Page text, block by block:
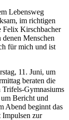
Lebensweg
im richtigen
Felix Kirschbacher
Menschen
für mich und ist
11. Juni, um
beraten die
Trifels-Gymnasiums
Bericht und
Abend beginnt das
Impulsen zur